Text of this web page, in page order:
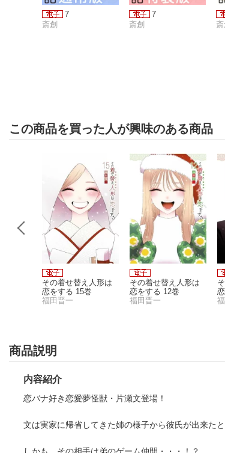
7
斎創
7
斎創
斎
この商品を買った人が興味のある商品
その着せ替え人形は
恋をする 15巻
福田晋一
その着せ替え人形は
恋をする 12巻
福田晋一
商品説明
内容紹介
恋バナ好き恋愛夢怪獣・片瀬文登場！
文は実家に帰省してきた姉の様子から彼氏が出来たと